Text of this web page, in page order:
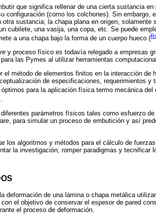
que significa rellenar de una cierta sustancia
configuración (como los colchones). Sin embargo,
sustancia; la chapa plana en origen, solamente
cubilete, una vasija, una copa, etc. Se puede
a una chapa bajo la forma de un cuerpo hueco (
y proceso físico es todavía relegado a empresas
las Pymes al utilizar herramientas
el método de elementos finitos en la interacción de
de especificaciones, requerimientos y
para la aplicación física termo mecánica
parámetros físicos tales como esfuerzo
, para simular un proceso de embutición y así
los algoritmos y métodos para el cálculo de
la investigación, romper paradigmas y tecnificar
deformación de una lámina o chapa metálica
el objetivo de conservar el espesor de pared
el proceso de deformación.